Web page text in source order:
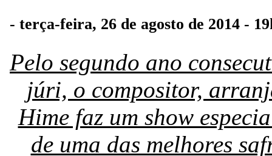
- terça-feira, 26 de agosto de 2014 -
Pelo segundo ano
júri, o compositor,
Hime faz um show
de uma das melhores